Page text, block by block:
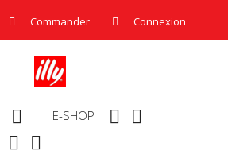
Commander Connexion
  
E-SHOP
 